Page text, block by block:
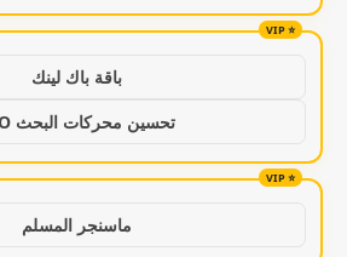
باقة باك لينك
تحسين محركات البحث SEO
ماسنجر المسلم